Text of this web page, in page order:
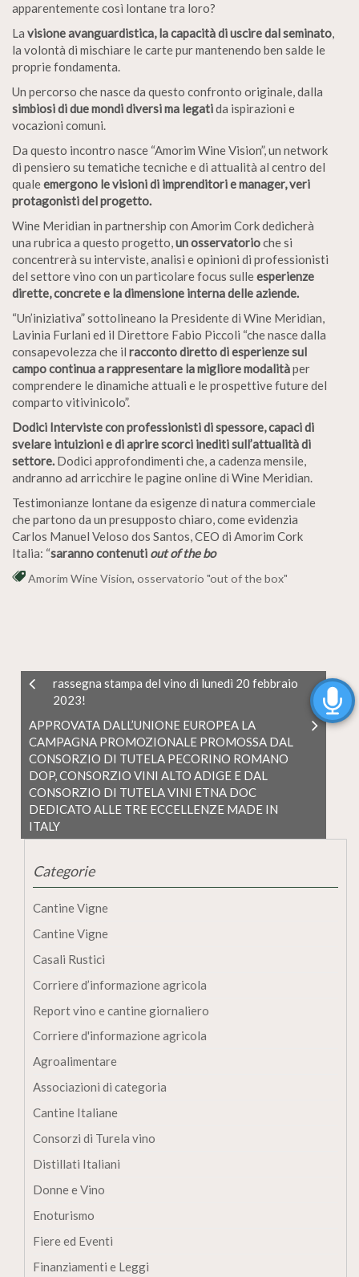
apparentemente così lontane tra loro?
La visione avanguardistica, la capacità di uscire dal seminato,
la volontà di mischiare le carte pur mantenendo ben salde le
proprie fondamenta.
Un percorso che nasce da questo confronto originale, dalla
simbiosi di due mondi diversi ma legatida ispirazioni e
vocazioni comuni.
Da questo incontro nasce “Amorim Wine Vision”, un network
di pensiero su tematiche tecniche e di attualità al centro del
qualeemergono le visioni di imprenditori e manager, veri
protagonisti del progetto.
Wine Meridian in partnership con Amorim Cork dedicherà
una rubrica a questo progetto,un osservatorioche si
concentrerà su interviste, analisi e opinioni di professionisti
del settore vino con un particolare focus sulleesperienze
dirette, concrete e la dimensione interna delle aziende.
“Un’iniziativa” sottolineano la Presidente di Wine Meridian,
Lavinia Furlani ed il Direttore Fabio Piccoli “che nasce dalla
consapevolezza che il racconto diretto di esperienze sul
campo continua a rappresentare la migliore modalitàper
comprendere le dinamiche attuali e le prospettive future del
comparto vitivinicolo”.
Dodici Interviste con professionisti di spessore, capaci di
svelare intuizioni e di aprire scorci inediti sull’attualità di
settore. Dodici approfondimenti che, a cadenza mensile,
andranno ad arricchire le pagine online di Wine Meridian.
Testimonianze lontane da esigenze di natura commerciale
che partono da un presupposto chiaro, come evidenzia
Carlos Manuel Veloso dos Santos, CEO di Amorim Cork
Italia: “saranno contenuti out of the bo
Amorim Wine Vision, osservatorio "out of the box"
rassegna stampa del vino di lunedì 20 febbraio
2023!
APPROVATA DALL’UNIONE EUROPEA LA
CAMPAGNA PROMOZIONALE PROMOSSA DAL
CONSORZIO DI TUTELA PECORINO ROMANO
DOP, CONSORZIO VINI ALTO ADIGE E DAL
CONSORZIO DI TUTELA VINI ETNA DOC
DEDICATO ALLE TRE ECCELLENZE MADE IN
ITALY
Categorie
Cantine Vigne
Cantine Vigne
Casali Rustici
Corriere d’informazione agricola
Report vino e cantine giornaliero
Corriere d'informazione agricola
Agroalimentare
Associazioni di categoria
Cantine Italiane
Consorzi di Turela vino
Distillati Italiani
Donne e Vino
Enoturismo
Fiere ed Eventi
Finanziamenti e Leggi